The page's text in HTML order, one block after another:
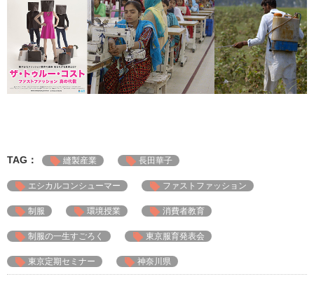
TAG： 縫製産業 長田華子
エシカルコンシューマー ファストファッション
制服 環境授業 消費者教育
制服の一生すごろく 東京服育発表会
東京定期セミナー 神奈川県